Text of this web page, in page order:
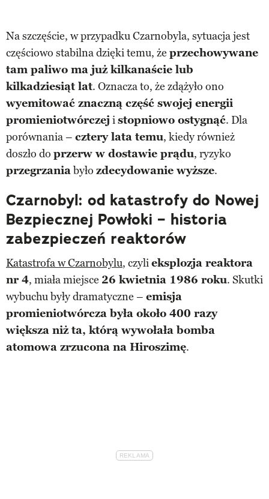
Na szczęście, w przypadku Czarnobyla, sytuacja jest
częściowo stabilna dzięki temu, że przechowywane
tam paliwo ma już kilkanaście lub
kilkadziesiąt lat. Oznacza to, że zdążyło ono
wyemitować znaczną część swojej energii
promieniotwórczej istopniowo ostygnąć. Dla
porównania – cztery lata temu, kiedy również
doszło do przerw w dostawie prądu, ryzyko
przegrzaniabyło zdecydowanie wyższe.
Czarnobyl: od katastrofy do Nowej
Bezpiecznej Powłoki – historia
zabezpieczeń reaktorów
Katastrofa w Czarnobylu, czylieksplozja reaktora
nr 4, miała miejsce 26 kwietnia 1986 roku. Skutki
wybuchu były dramatyczne – emisja
promieniotwórcza była około 400 razy
większa niż ta, którą wywołała bomba
atomowa zrzucona na Hiroszimę.